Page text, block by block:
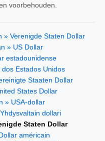
voorbehouden.
» Verenigde Staten Dollar
» US Dollar
estadounidense
Estados Unidos
Staaten Dollar
States Dollar
» USA-dollar
dollari
Staten Dollar
américain